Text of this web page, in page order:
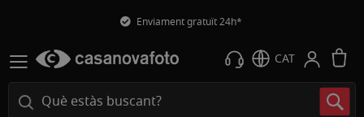
Enviament gratuït 24h*
CAT